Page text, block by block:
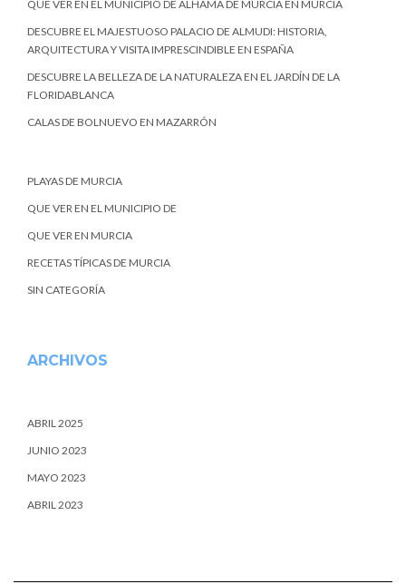
QUE VER EN EL MUNICIPIO DE ALHAMA DE MURCIA EN MURCIA
DESCUBRE EL MAJESTUOSO PALACIO DE ALMUDI: HISTORIA,
ARQUITECTURA Y VISITA IMPRESCINDIBLE EN ESPAÑA
DESCUBRE LA BELLEZA DE LA NATURALEZA EN EL JARDÍN DE LA
FLORIDABLANCA
CALAS DE BOLNUEVO EN MAZARRÓN
PLAYAS DE MURCIA
QUE VER EN EL MUNICIPIO DE
QUE VER EN MURCIA
RECETAS TÍPICAS DE MURCIA
SIN CATEGORÍA
ARCHIVOS
ABRIL 2025
JUNIO 2023
MAYO 2023
ABRIL 2023